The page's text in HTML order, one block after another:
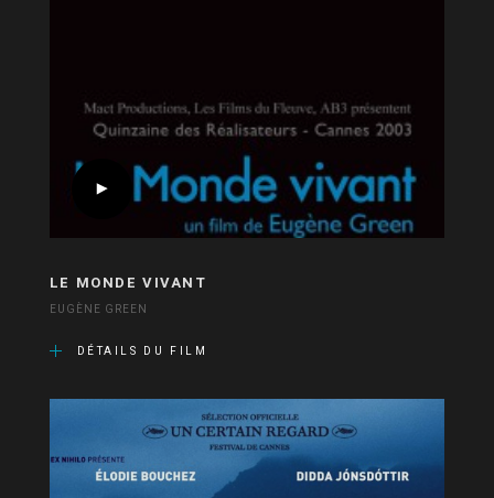
LE MONDE VIVANT
EUGÈNE GREEN
DÉTAILS DU FILM